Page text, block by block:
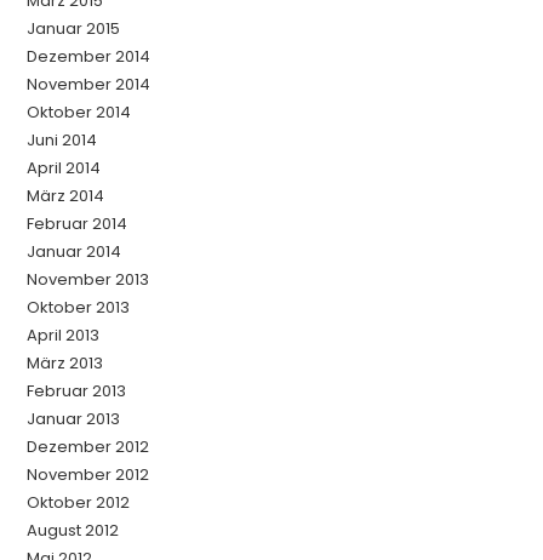
Januar 2015
Dezember 2014
November 2014
Oktober 2014
Juni 2014
April 2014
März 2014
Februar 2014
Januar 2014
November 2013
Oktober 2013
April 2013
März 2013
Februar 2013
Januar 2013
Dezember 2012
November 2012
Oktober 2012
August 2012